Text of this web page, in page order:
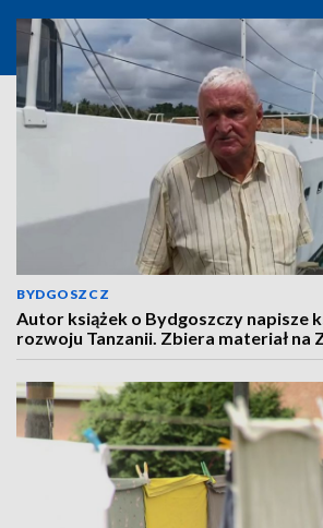
BYDGOSZCZ
Autor książek o Bydgoszczy napisze
rozwoju Tanzanii. Zbiera materiał na